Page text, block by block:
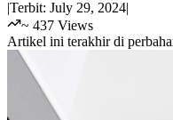
|Terbit: July 29, 2024|
~ 437 Views
Artikel ini terakhir di